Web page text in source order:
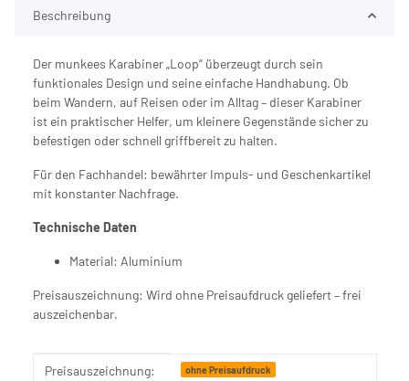
Beschreibung
Der munkees Karabiner „Loop“ überzeugt durch sein
funktionales Design und seine einfache Handhabung. Ob
beim Wandern, auf Reisen oder im Alltag – dieser Karabiner
ist ein praktischer Helfer, um kleinere Gegenstände sicher zu
befestigen oder schnell griffbereit zu halten.
Für den Fachhandel: bewährter Impuls- und Geschenkartikel
mit konstanter Nachfrage.
Technische Daten
Material: Aluminium
Preisauszeichnung: Wird ohne Preisaufdruck geliefert – frei
auszeichenbar.
Produkteigenschaft
Wert
Preisauszeichnung: ohne Preisaufdruck